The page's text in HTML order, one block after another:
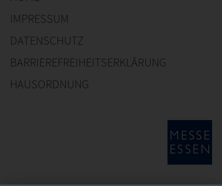
IMPRESSUM
DATENSCHUTZ
BARRIEREFREIHEITSERKLÄRUNG
HAUSORDNUNG